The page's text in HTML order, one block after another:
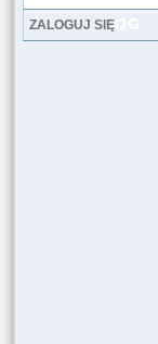
LOG
ZALOGUJ SIĘ